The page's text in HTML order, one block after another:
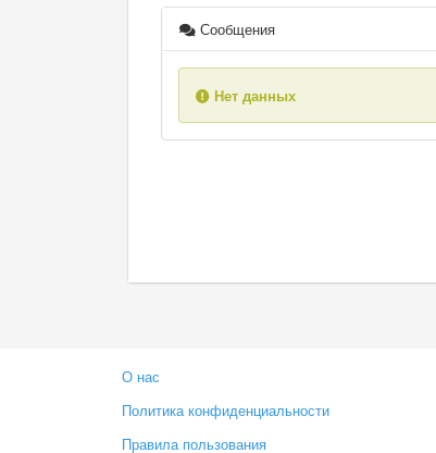
Сообщения
Нет данных
О нас
Политика конфиденциальности
Правила пользования